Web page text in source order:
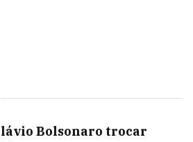
Bolsonaro trocar